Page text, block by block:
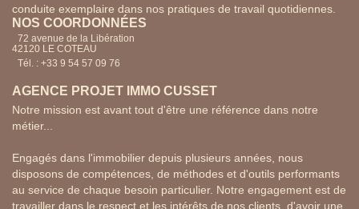
conduite exemplaire dans nos pratiques de travail quotidiennes.
NOS COORDONNÉES
72 avenue de la Libération
42120 LE COTEAU
Tél. : +33 9 54 57 09 76
AGENCE PROJET IMMO CUSSET
Notre mission est avant tout d'être une référence dans notre
métier...
Engagés dans l'immobilier depuis plusieurs années, nous
disposons de compétences, de méthodes et d'outils performants
au service de chaque besoin particulier. Notre engagement est de
travailler dans le respect et les intérêts de nos clients, d'avoir une